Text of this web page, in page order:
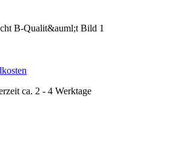
ca. 2 - 4 Werktage